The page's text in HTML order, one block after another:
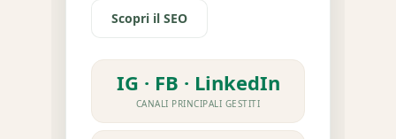
Scopri il SEO
IG · FB · LinkedIn
CANALI PRINCIPALI GESTITI